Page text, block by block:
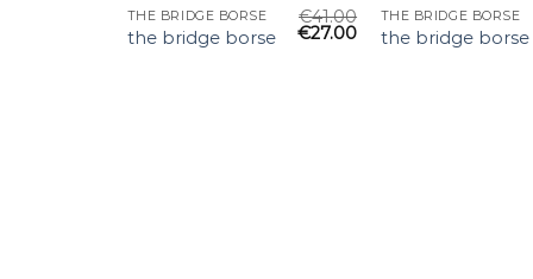
THE BRIDGE BORSE
the bridge borse
€41.00
€27.00
THE BRIDGE BORSE
the bridge borse